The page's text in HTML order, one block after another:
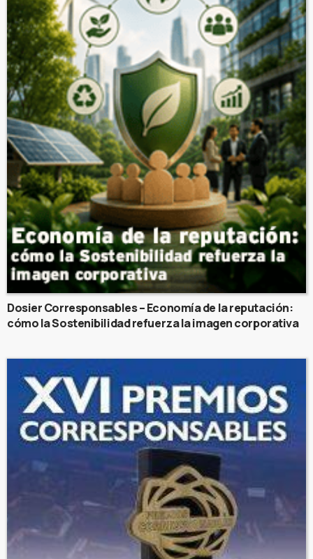
Dosier Corresponsables – Economía de la reputación:
cómo la Sostenibilidad refuerza la imagen corporativa